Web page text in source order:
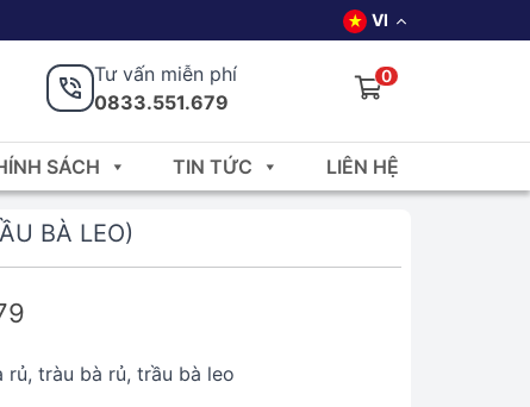
VI
Tư vấn miễn phí
0833.551.679
0
SÁCH TIN TỨC LIÊN HỆ
BÀ LEO)
rủ, tràu bà rủ, trầu bà leo